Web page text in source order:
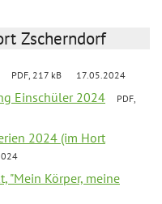
Zscherndorf
PDF, 217 kB 17.05.2024
Einschüler 2024
PDF,
2024 (im Hort
"Mein Körper, meine